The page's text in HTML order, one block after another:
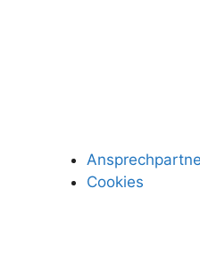
Cookies